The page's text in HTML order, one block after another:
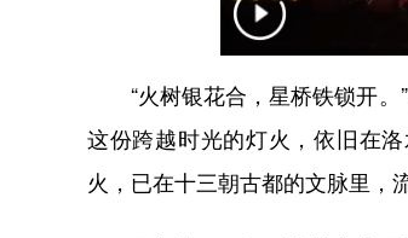
“火树银花合，星桥铁锁开。”
这份跨越时光的灯火，依旧在
火，已在十三朝古都的文脉里，